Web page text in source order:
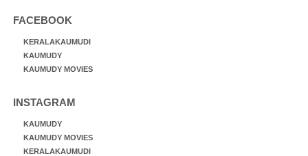
FACEBOOK
KERALAKAUMUDI
KAUMUDY
KAUMUDY MOVIES
INSTAGRAM
KAUMUDY
KAUMUDY MOVIES
KERALAKAUMUDI